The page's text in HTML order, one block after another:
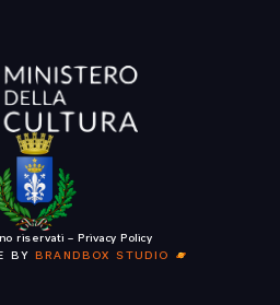
riservati –
Privacy Policy
BY
BRANDBOX STUDIO